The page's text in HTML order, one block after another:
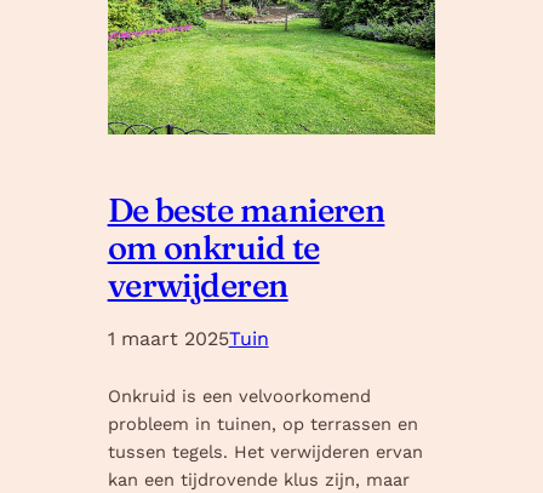
De beste manieren
om onkruid te
verwijderen
1 maart 2025Tuin
Onkruid is een velvoorkomend
probleem in tuinen, op terrassen en
tussen tegels. Het verwijderen ervan
kan een tijdrovende klus zijn, maar